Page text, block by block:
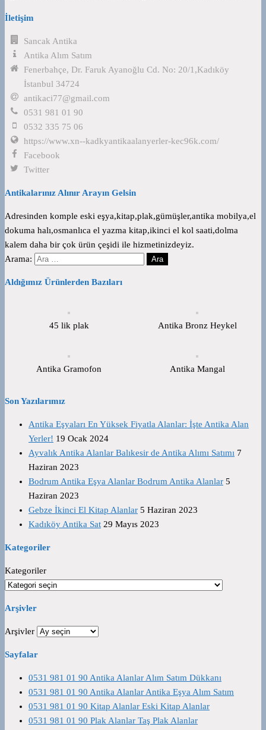
İletişim
Sancak Antika
Antika Alım Satım
Fenerbahçe, Dr. Faruk Ayanoğlu Cd. No: 20/1,Kadıköy
İstanbul 34724
antikaci77@gmail.com
0531 981 01 90
0532 335 75 06
https://www.xn--kadkyantikaalanyerler-kec96k.com/
Facebook
Twitter
Antikalarınız Alınır Arayın Gelsin
Adresinden komple eski eşya,kitap,plak,gümüşler,antika mobilya,el
dokuma halı,osmanlıca el yazma kitap,ikinci el kol saati,dolma
kalem daha bir çok ürün çeşidi ile hizmetinizdeyiz.
Arama:
Aldığımız Ürünlerden Bazıları
45 lik plak Antika Bronz Heykel
Antika Gramofon Antika Mangal
Son Yazılarımız
Antika Eşyaları En Yüksek Fiyatla Alanlar: İşte Antika Alan
Yerler! 19 Ocak 2024
Ayvalık Antika Alanlar Balıkesir de Antika Alımı Satımı 7
Haziran 2023
Bodrum Antika Eşya Alanlar Bodrum Antika Alanlar 5
Haziran 2023
Gebze İkinci El Kitap Alanlar 5 Haziran 2023
Kadıköy Antika Sat 29 Mayıs 2023
Kategoriler
Kategoriler
Arşivler
Arşivler
Sayfalar
0531 981 01 90 Antika Alanlar Alım Satım Dükkanı
0531 981 01 90 Antika Alanlar Antika Eşya Alım Satım
0531 981 01 90 Kitap Alanlar Eski Kitap Alanlar
0531 981 01 90 Plak Alanlar Taş Plak Alanlar